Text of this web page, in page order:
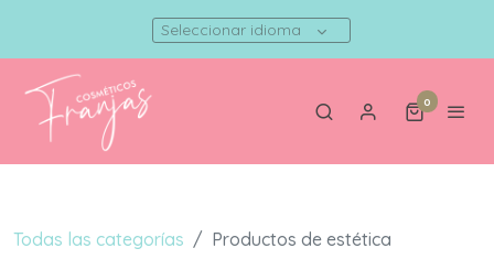
Seleccionar idioma
0
Todas las categorías Productos de estética